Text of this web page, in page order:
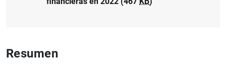
Resumen